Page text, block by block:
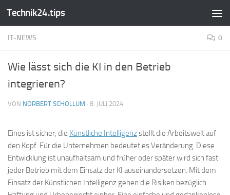
Zum Inhalt springen
Technik24.tips
IT-NEWS 0
Wie lässt sich die KI in den Betrieb
integrieren?
VON NORBERT SCHOLLUM · 8. JULI 2024
Eines ist sicher, die Künstliche Intelligenzstellt die Arbeitswelt auf
den Kopf. Für die Unternehmen bedeutet es Veränderung. Diese
Entwicklung ist unaufhaltsam und früher oder später wird sich fast
jeder Betrieb mit dem Einsatz der KI auseinandersetzen. Mit dem
Einsatz der Künstlichen Intelligenz gehen die Risiken bezüglich